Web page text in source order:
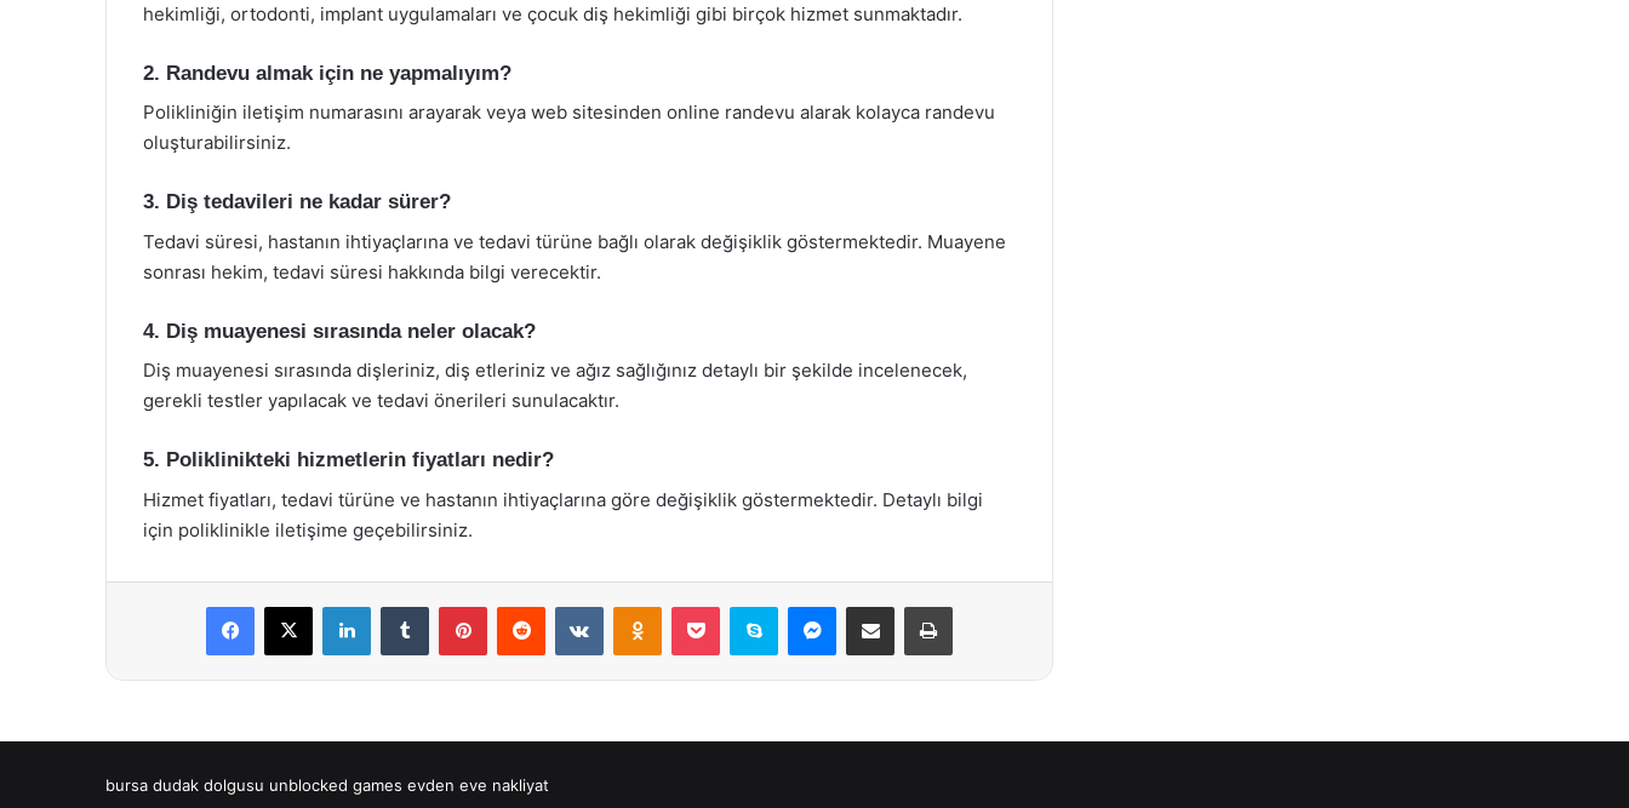
hekimliği, ortodonti, implant uygulamaları ve çocuk diş hekimliği gibi birçok hizmet sunmaktadır.
2. Randevu almak için ne yapmalıyım?
Polikliniğin iletişim numarasını arayarak veya web sitesinden online randevu alarak kolayca randevu
oluşturabilirsiniz.
3. Diş tedavileri ne kadar sürer?
Tedavi süresi, hastanın ihtiyaçlarına ve tedavi türüne bağlı olarak değişiklik göstermektedir. Muayene
sonrası hekim, tedavi süresi hakkında bilgi verecektir.
4. Diş muayenesi sırasında neler olacak?
Diş muayenesi sırasında dişleriniz, diş etleriniz ve ağız sağlığınız detaylı bir şekilde incelenecek,
gerekli testler yapılacak ve tedavi önerileri sunulacaktır.
5. Poliklinikteki hizmetlerin fiyatları nedir?
Hizmet fiyatları, tedavi türüne ve hastanın ihtiyaçlarına göre değişiklik göstermektedir. Detaylı bilgi
için poliklinikle iletişime geçebilirsiniz.
Facebook
X LinkedInTumblr PinterestReddit VKontakteOdnoklassniki
Pocket Skype Messenger
E-Posta ile paylaş Yazdır
bursa dudak dolgusu unblocked games evden eve nakliyat